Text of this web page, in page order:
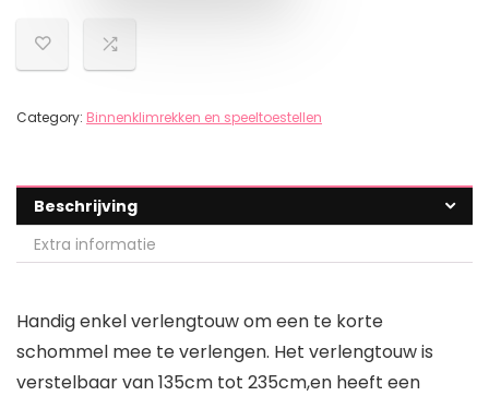
Category: Binnenklimrekken en speeltoestellen
Beschrijving
Extra informatie
Handig enkel verlengtouw om een te korte
schommel mee te verlengen. Het verlengtouw is
verstelbaar van 135cm tot 235cm,en heeft een